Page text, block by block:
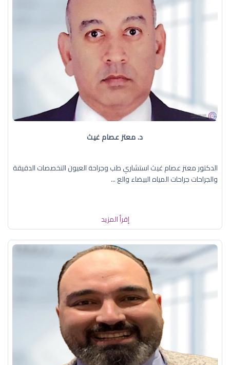
د. معتز عصام غيث
الدكتور معتز عصام غيث استشاري طب وجراحة العيون التخصصات الدقيقة
والجراحات جراحات المياه البيضاء والع ...
إقرأ المزيد